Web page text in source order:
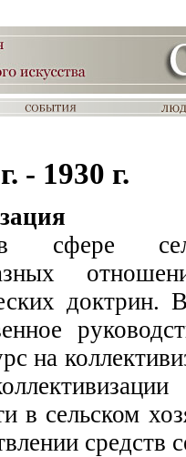
- 1930 г.
на
в сельском
средств